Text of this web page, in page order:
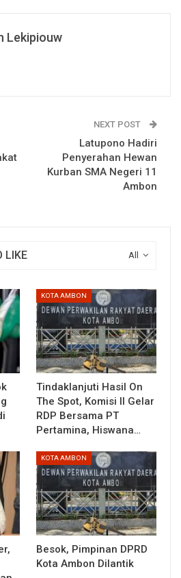
Lekipiouw
NEXT POST
Latupono Hadiri
Penyerahan Hewan
Kurban SMA Negeri 11
Ambon
All
LIKE
KOTA AMBON
Tindaklanjuti Hasil On
The Spot, Komisi II Gelar
RDP Bersama PT
Pertamina, Hiswana…
KOTA AMBON
Besok, Pimpinan DPRD
Kota Ambon Dilantik